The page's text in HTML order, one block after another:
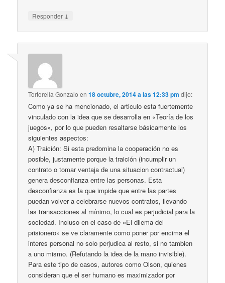
Responder ↓
Tortorella Gonzalo en18 octubre, 2014 a las 12:33 pm dijo:
Como ya se ha mencionado, el articulo esta fuertemente
vinculado con la idea que se desarrolla en «Teoría de los
juegos», por lo que pueden resaltarse básicamente los
siguientes aspectos:
A) Traición: Si esta predomina la cooperación no es
posible, justamente porque la traición (incumplir un
contrato o tomar ventaja de una situacion contractual)
genera desconfianza entre las personas. Esta
desconfianza es la que impide que entre las partes
puedan volver a celebrarse nuevos contratos, llevando
las transacciones al mínimo, lo cual es perjudicial para la
sociedad. Incluso en el caso de «El dilema del
prisionero» se ve claramente como poner por encima el
interes personal no solo perjudica al resto, si no tambien
a uno mismo. (Refutando la idea de la mano invisible).
Para este tipo de casos, autores como Olson, quienes
consideran que el ser humano es maximizador por